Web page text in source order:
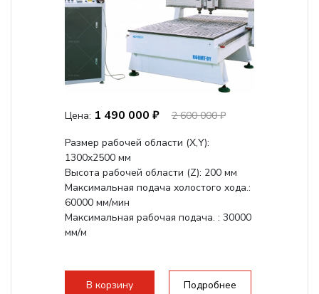
Цена: 1 490 000 ₽
2 600 000 ₽
Размер рабочей области (Х,Y):
1300x2500 мм
Высота рабочей области (Z): 200 мм
Максимальная подача холостого хода.:
60000 мм/мин
Максимальная рабочая подача. : 30000
мм/м
В корзину Подробнее